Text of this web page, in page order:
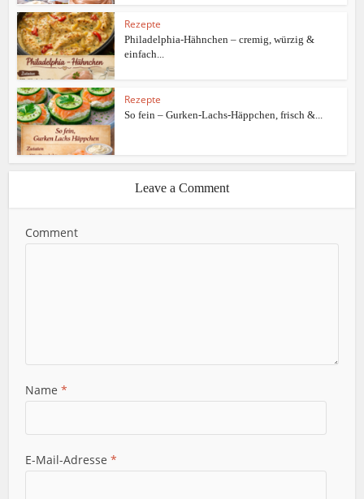
Rezepte
Philadelphia-Hähnchen – cremig, würzig &
einfach...
Rezepte
So fein – Gurken-Lachs-Häppchen, frisch &...
Leave a Comment
Comment
Name*
E-Mail-Adresse*